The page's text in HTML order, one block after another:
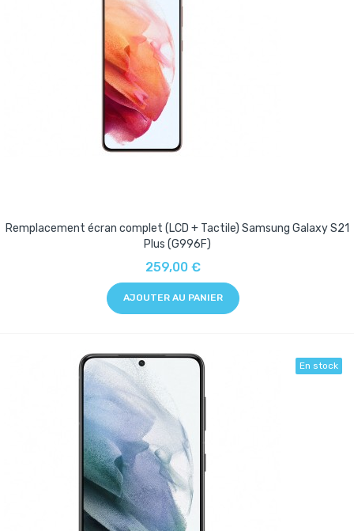
Remplacement écran complet (LCD + Tactile) Samsung Galaxy S21
Plus (G996F)
259,00 €
AJOUTER AU PANIER
En stock